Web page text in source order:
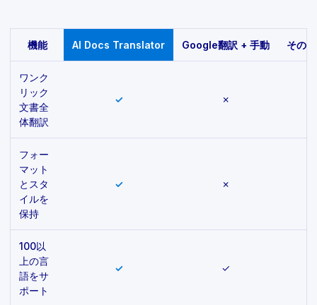
機能 AI Docs Translator Google翻訳 + 手動 その
ワンク
リック
文書全
体翻訳
✓ ✗
フォー
マット
とスタ
イルを
保持
✓ ✗
100以
上の言
語をサ
ポート
✓ ✓